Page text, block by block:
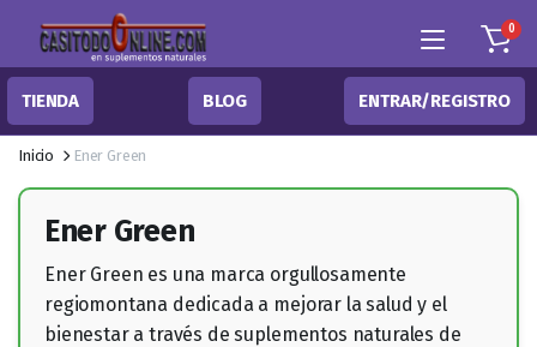
0
TIENDA BLOG ENTRAR/REGISTRO
Inicio Ener Green
Ener Green
Ener Green es una marca orgullosamente
regiomontana dedicada a mejorar la salud y el
bienestar a través de suplementos naturales de